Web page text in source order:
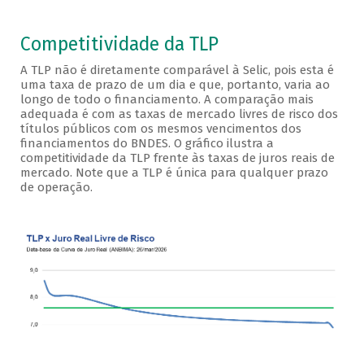
Competitividade da TLP
A TLP não é diretamente comparável à Selic, pois esta é
uma taxa de prazo de um dia e que, portanto, varia ao
longo de todo o financiamento. A comparação mais
adequada é com as taxas de mercado livres de risco dos
títulos públicos com os mesmos vencimentos dos
financiamentos do BNDES. O gráfico ilustra a
competitividade da TLP frente às taxas de juros reais de
mercado. Note que a TLP é única para qualquer prazo
de operação.